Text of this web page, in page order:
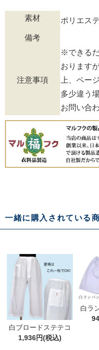
素材 ポリエス
備考
注意事項
※できる
おります
上、ペー
多少違う
お問い合
一緒に購入されている
白ブロードステテコ
部屋着 肌着 下着 ポ
1,936円(税込)
白ラ
猿股